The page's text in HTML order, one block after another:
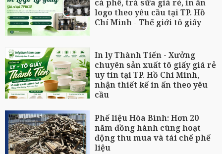
cà phê, trà sữa giá rẻ, in ấn
logo theo yêu cầu tại TP. Hồ
Chí Minh - Thế giới tô giấy
In ly Thành Tiến - Xưởng
chuyên sản xuất tô giấy giá rẻ
uy tín tại TP. Hồ Chí Minh,
nhận thiết kế in ấn theo yêu
cầu
Phế liệu Hòa Bình: Hơn 20
năm đồng hành cùng hoạt
động thu mua và tái chế phế
liệu